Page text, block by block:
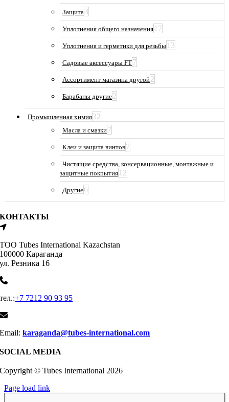
Защита3
Уплотнения общего назначения 17
Уплотнения и герметики для резьбы 13
Садовые аксессуары FT7
Ассортимент магазина другой2
Барабаны другие2
Промышленная химия32
Масла и смазки7
Клеи и защита винтов7
Чистящие средства, консервационные, монтажные и
защитные покрытия 12
Другие6
КОНТАКТЫ
ТОО Tubes International Kazachstan
100000 Караганда
ул. Резника 16
тел.:+7 7212 90 93 95
Email:karaganda@tubes-international.com
SOCIAL MEDIA
Copyright © Tubes International 2026
Page load link